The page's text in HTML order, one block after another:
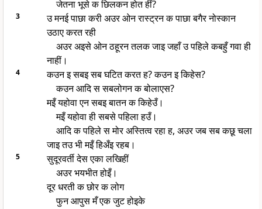
जेतना भूसे क छिलकन होत हीं?
3
उ मनई पाछा करी अउर ओन रास्ट्रन क पाछा बगैर नोस्कान
उठाए करत रही
अउर अइसे ओन ठहूरन तलक जाइ जहाँ उ पहिले कबहुँ गवा ही
नाहीं।
4
कउन इ सबइ सब घटित करत ह? कउन इ किहेस?
कउन आदि स सबलोगन क बोलाएस?
मइँ यहोवा एन सबइ बातन क किहेउँ।
मइँ यहोवा ही सबसे पहिला हउँ।
आदि क पहिले स मोर अस्तित्व रहा ह, अउर जब सब कछू चला
जाइ तउ भी मइँ हिअँइ रहब।
5
सुदूरवर्ती देस एका लखिहीं
अउर भयभीत होइँ।
दूर धरती क छोर क लोग
फुन आपुस मँ एक जुट होइके